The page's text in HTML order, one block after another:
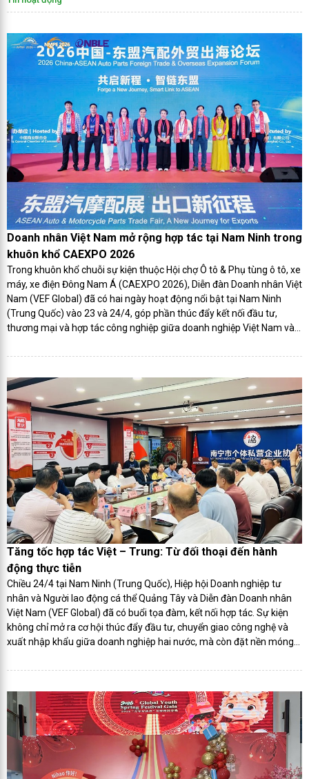
Doanh nhân Việt Nam mở rộng hợp tác tại Nam Ninh trong
khuôn khổ CAEXPO 2026
Trong khuôn khổ chuỗi sự kiện thuộc Hội chợ Ô tô & Phụ tùng ô tô, xe
máy, xe điện Đông Nam Á (CAEXPO 2026), Diễn đàn Doanh nhân Việt
Nam (VEF Global) đã có hai ngày hoạt động nổi bật tại Nam Ninh
(Trung Quốc) vào 23 và 24/4, góp phần thúc đẩy kết nối đầu tư,
thương mại và hợp tác công nghiệp giữa doanh nghiệp Việt Nam và
Tăng tốc hợp tác Việt – Trung: Từ đối thoại đến hành
động thực tiễn
Chiều 24/4 tại Nam Ninh (Trung Quốc), Hiệp hội Doanh nghiệp tư
nhân và Người lao động cá thể Quảng Tây và Diễn đàn Doanh nhân
Việt Nam (VEF Global) đã có buổi tọa đàm, kết nối hợp tác. Sự kiện
không chỉ mở ra cơ hội thúc đẩy đầu tư, chuyển giao công nghệ và
xuất nhập khẩu giữa doanh nghiệp hai nước, mà còn đặt nền móng
hình thành hệ sinh thái hợp tác bền vững Việt – Trung trong giai đoạn